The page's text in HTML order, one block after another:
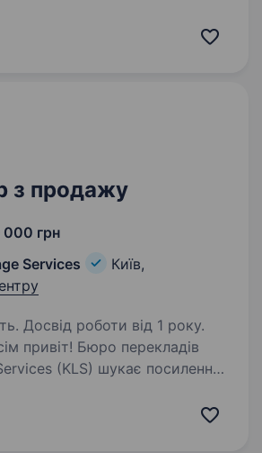
з продажу
000 грн
Services
Київ,
Досвід роботи від 1 року.
(KLS) шукає посилення